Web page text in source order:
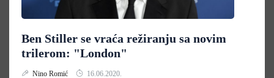
Ben Stiller se vraća režiranju sa novim
trilerom: "London"
Nino Romić 16.06.2020.